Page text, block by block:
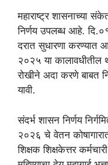
महाराष्ट्र शासनाच्या
निर्णय उपलब्ध आहे.
दरात सुधारणा
२०२५ या कालावधीतील
रोखीने अदा करणे बाबत
यावी.
संदर्भ शासन निर्णय
२०२६ चे वेतन
शिक्षक शिक्षकेत्तर